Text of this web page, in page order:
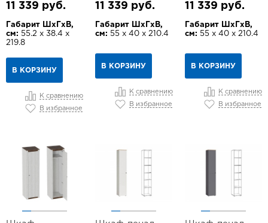
11 339 руб.
Габарит ШхГхВ,
см: 55.2 х 38.4 х
219.8
В КОРЗИНУ
К сравнению
В избранное
11 339 руб.
Габарит ШхГхВ,
см: 55 х 40 х 210.4
В КОРЗИНУ
К сравнению
В избранное
11 339 руб.
Габарит ШхГхВ,
см: 55 х 40 х 210.4
В КОРЗИНУ
К сравнению
В избранное